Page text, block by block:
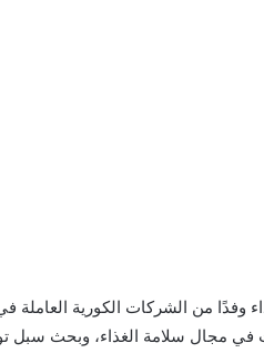
وفدًا من الشركات الكورية
في مجال سلامة الغذاء، وبحث سبل